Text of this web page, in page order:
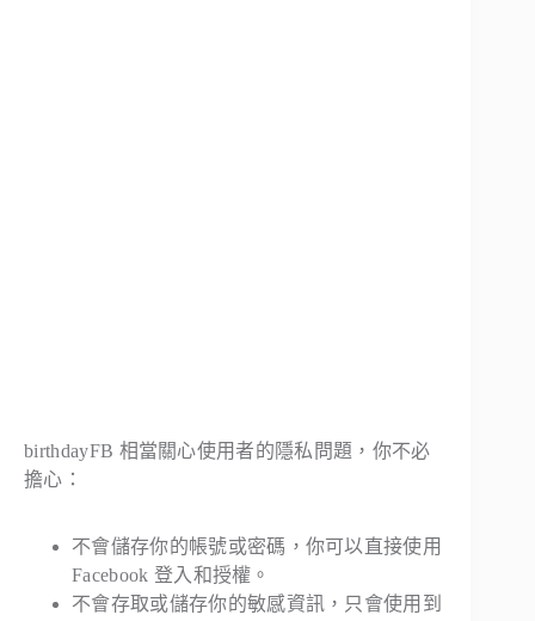
birthdayFB 相當關心使用者的隱私問題，你不必
擔心：
不會儲存你的帳號或密碼，你可以直接使用
Facebook 登入和授權。
不會存取或儲存你的敏感資訊，只會使用到